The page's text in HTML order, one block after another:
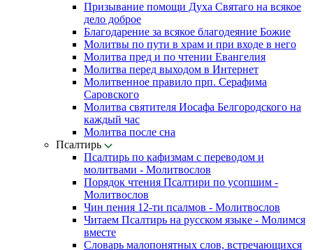
Призывание помощи Духа Святаго на всякое
дело доброе
Благодарение за всякое благодеяние Божие
Молитвы по пути в храм и при входе в него
Молитва пред и по чтении Евангелия
Молитва перед выходом в Интернет
Молитвенное правило прп. Серафима
Саровского
Молитва святителя Иосафа Белгородского на
каждый час
Молитва после сна
Псалтирь
Псалтирь по кафизмам с переводом и
молитвами - Молитвослов
Порядок чтения Псалтири по усопшим -
Молитвослов
Чин пения 12-ти псалмов - Молитвослов
Читаем Псалтирь на русском языке - Молимся
вместе
Словарь малопонятных слов, встречающихся